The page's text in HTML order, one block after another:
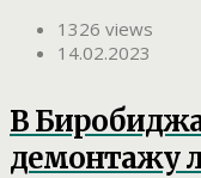
1326 views
14.02.2023
В
демонтажу